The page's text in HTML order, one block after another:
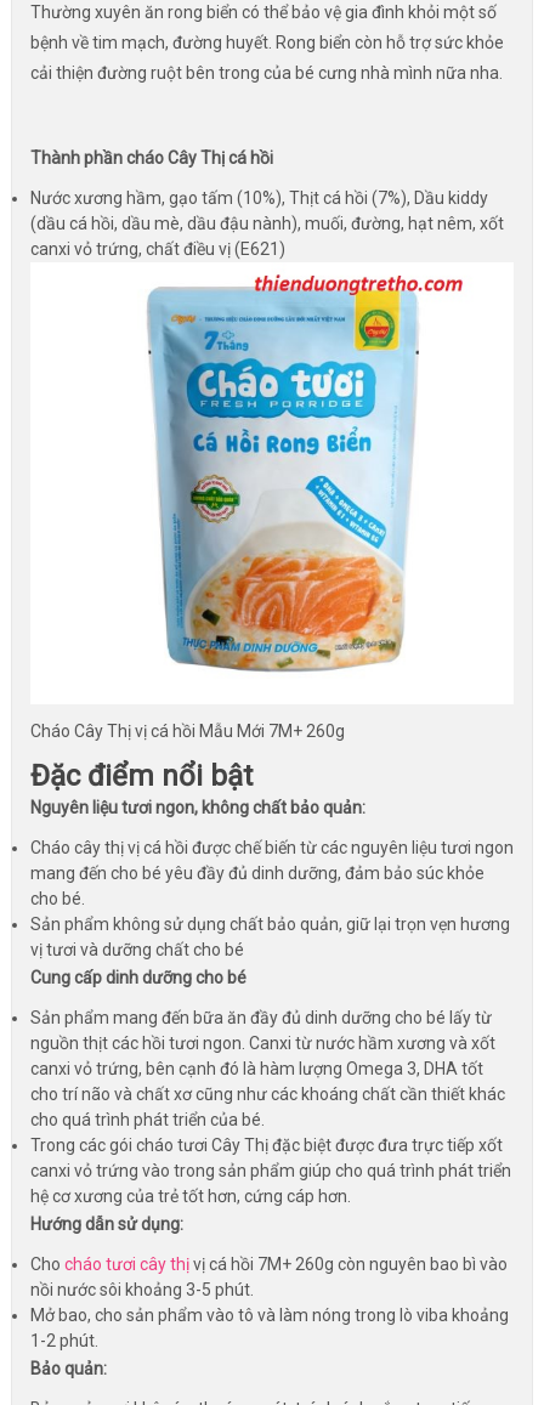
Thường xuyên ăn rong biển có thể bảo vệ gia đình khỏi một số
bệnh về tim mạch, đường huyết. Rong biển còn hỗ trợ sức khỏe
cải thiện đường ruột bên trong của bé cưng nhà mình nữa nha.
Thành phần cháo Cây Thị cá hồi
Nước xương hầm, gạo tấm (10%), Thịt cá hồi (7%), Dầu kiddy
(dầu cá hồi, dầu mè, dầu đậu nành), muối, đường, hạt nêm, xốt
canxi vỏ trứng, chất điều vị (E621)
Cháo Cây Thị vị cá hồi Mẫu Mới 7M+ 260g
Đặc điểm nổi bật
Nguyên liệu tươi ngon, không chất bảo quản:
Cháo cây thị vị cá hồi được chế biến từ các nguyên liệu tươi ngon
mang đến cho bé yêu đầy đủ dinh dưỡng, đảm bảo súc khỏe
cho bé.
Sản phẩm không sử dụng chất bảo quản, giữ lại trọn vẹn hương
vị tươi và dưỡng chất cho bé
Cung cấp dinh dưỡng cho bé
Sản phẩm mang đến bữa ăn đầy đủ dinh dưỡng cho bé lấy từ
nguồn thịt các hồi tươi ngon. Canxi từ nước hầm xương và xốt
canxi vỏ trứng, bên cạnh đó là hàm lượng Omega 3, DHA tốt
cho trí não và chất xơ cũng như các khoáng chất cần thiết khác
cho quá trình phát triển của bé.
Trong các gói cháo tươi Cây Thị đặc biệt được đưa trực tiếp xốt
canxi vỏ trứng vào trong sản phẩm giúp cho quá trình phát triển
hệ cơ xương của trẻ tốt hơn, cứng cáp hơn.
Hướng dẫn sử dụng:
Cho cháo tươi cây thịvị cá hồi 7M+ 260g còn nguyên bao bì vào
nồi nước sôi khoảng 3-5 phút.
Mở bao, cho sản phẩm vào tô và làm nóng trong lò viba khoảng
1-2 phút.
Bảo quản: